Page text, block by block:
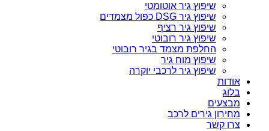
שיפוץ גיר אוטומטי
שיפוץ גיר DSG כפול מצמדים
שיפוץ גיר רציף
שיפוץ גיר רובוטי
החלפת מצמד בגיר רובוטי
שיפוץ מוח גיר
שיפוץ גיר לרכבי יוקרה
אודות
בלוג
מבצעים
מחירון גירים לרכב
צרו קשר